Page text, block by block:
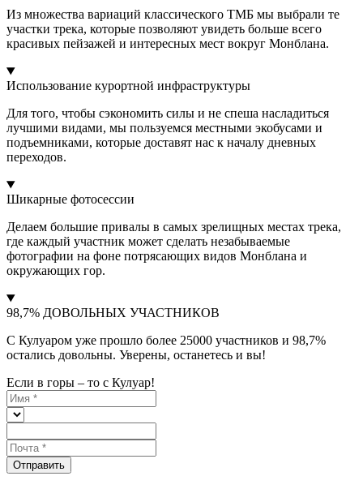
Из множества вариаций классического ТМБ мы выбрали те
участки трека, которые позволяют увидеть больше всего
красивых пейзажей и интересных мест вокруг Монблана.
Использование курортной инфраструктуры
Для того, чтобы сэкономить силы и не спеша насладиться
лучшими видами, мы пользуемся местными экобусами и
подъемниками, которые доставят нас к началу дневных
переходов.
Шикарные фотосессии
Делаем большие привалы в самых зрелищных местах трека,
где каждый участник может сделать незабываемые
фотографии на фоне потрясающих видов Монблана и
окружающих гор.
98,7% ДОВОЛЬНЫХ УЧАСТНИКОВ
С Кулуаром уже прошло более 25000 участников и 98,7%
остались довольны. Уверены, останетесь и вы!
Если в горы – то с Кулуар!
Отправить